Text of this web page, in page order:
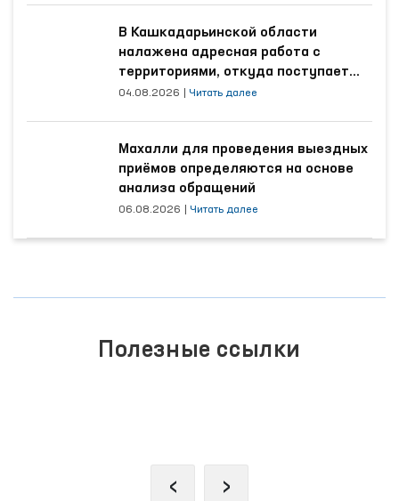
В Кашкадарьинской области
налажена адресная работа с
территориями, откуда поступает
наибольшее количество обращений
04.08.2026 Читать далее
Махалли для проведения выездных
приёмов определяются на основе
анализа обращений
06.08.2026 Читать далее
Полезные ссылки
‹ ›